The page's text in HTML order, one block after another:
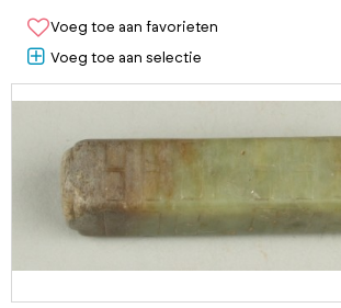
Voeg toe aan favorieten
Voeg toe aan selectie